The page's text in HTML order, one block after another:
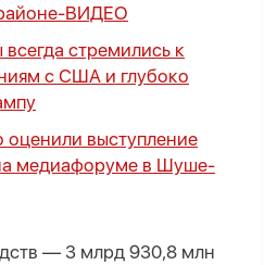
ВИДЕО
стремились к
с США и глубоко
оценили выступление
медиафоруме в Шуше-
— 3 млрд 930,8 млн